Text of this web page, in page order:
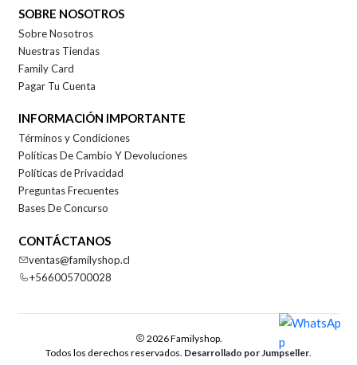
SOBRE NOSOTROS
Sobre Nosotros
Nuestras Tiendas
Family Card
Pagar Tu Cuenta
INFORMACIÓN IMPORTANTE
Términos y Condiciones
Políticas De Cambio Y Devoluciones
Políticas de Privacidad
Preguntas Frecuentes
Bases De Concurso
CONTÁCTANOS
ventas@familyshop.cl
+566005700028
2026 Familyshop.
Todos los derechos reservados. Desarrollado por Jumpseller.